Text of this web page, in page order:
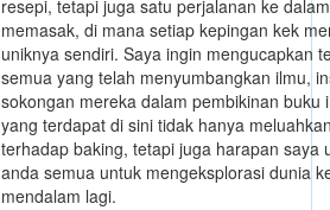
resepi, tetapi juga satu perjalanan ke
memasak, di mana setiap kepingan kek
uniknya sendiri. Saya ingin mengucapkan
semua yang telah menyumbangkan ilmu,
sokongan mereka dalam pembikinan buku
yang terdapat di sini tidak hanya
terhadap baking, tetapi juga harapan saya
anda semua untuk mengeksplorasi dunia
mendalam lagi.